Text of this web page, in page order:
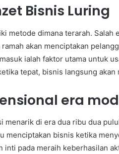
Bisnis Luring
metode dimana terarah. Salah
akan menciptakan
ialah faktor utama untuk
tepat, bisnis langsung akan
era
menarik di era dua ribu dua
menciptakan bisnis ketika
pada meraih keberhasilan